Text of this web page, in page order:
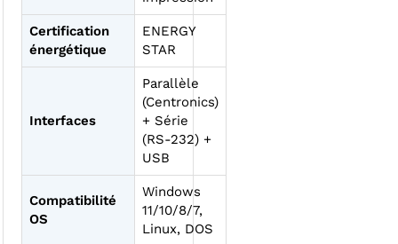
Certification
énergétique
ENERGY
STAR
Interfaces
Parallèle
(Centronics)
+ Série
(RS-232) +
USB
Compatibilité
OS
Windows
11/10/8/7,
Linux, DOS